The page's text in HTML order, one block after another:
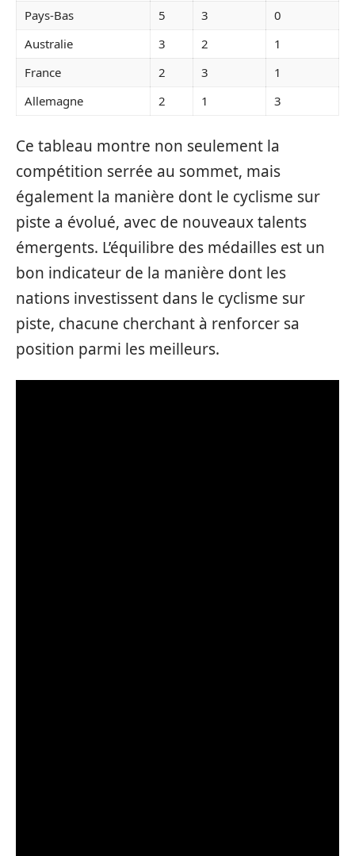
Pays-Bas
5 3
0
Australie
3 2
1
France
2 3
1
Allemagne
2 1 3
Ce tableau montre non seulement la
compétition serrée au sommet, mais
également la manière dont le cyclisme sur
piste a évolué, avec de nouveaux talents
émergents. L’équilibre des médailles est un
bon indicateur de la manière dont les
nations investissent dans le cyclisme sur
piste, chacune cherchant à renforcer sa
position parmi les meilleurs.